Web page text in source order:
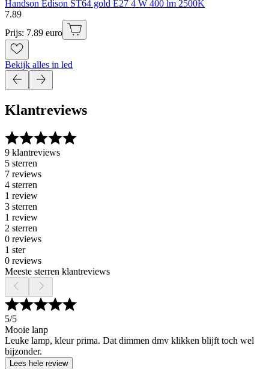
Handson Edison ST64 gold E27 4 W 400 lm 2500K
7.89
Prijs: 7.89 euro
Bekijk alles in led
Klantreviews
9 klantreviews
5 sterren
7 reviews
4 sterren
1 review
3 sterren
1 review
2 sterren
0 reviews
1 ster
0 reviews
Meeste sterren klantreviews
5/5
Mooie lanp
Leuke lamp, kleur prima. Dat dimmen dmv klikken blijft toch wel
bijzonder.
Lees hele review